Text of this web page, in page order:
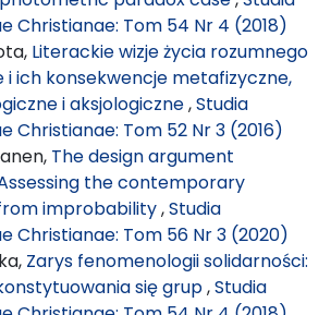
Christianae: Tom 54 Nr 4 (2018)
Literackie wizje życia rozumnego
i ich konsekwencje metafizyczne,
i aksjologiczne,Studia
Christianae: Tom 52 Nr 3 (2016)
The design argument
the contemporary
improbability,Studia
Christianae: Tom 56 Nr 3 (2020)
Zarys fenomenologii solidarności:
się grup,Studia